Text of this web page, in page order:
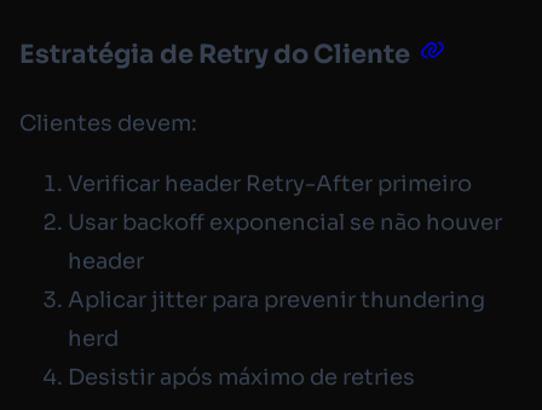
Estratégia de Retry do Cliente
Clientes devem:
Verificar header Retry-After primeiro
Usar backoff exponencial se não houver
header
Aplicar jitter para prevenir thundering
herd
Desistir após máximo de retries